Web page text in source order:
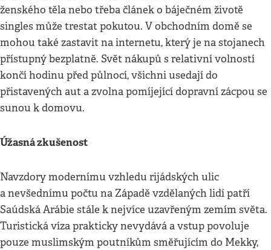
ženského těla nebo třeba článek o báječném životě
singles může trestat pokutou. V obchodním domě se
mohou také zastavit na internetu, který je na stojanech
přístupný bezplatně. Svět nákupů s relativní volností
končí hodinu před půlnocí, všichni usedají do
přistavených aut a zvolna pomíjející dopravní zácpou se
sunou k domovu.
Úžasná zkušenost
Navzdory modernímu vzhledu rijádských ulic
a nevšednímu počtu na Západě vzdělaných lidí patří
Saúdská Arábie stále k nejvíce uzavřeným zemím světa.
Turistická víza prakticky nevydává a vstup povoluje
pouze muslimským poutníkům směřujícím do Mekky,